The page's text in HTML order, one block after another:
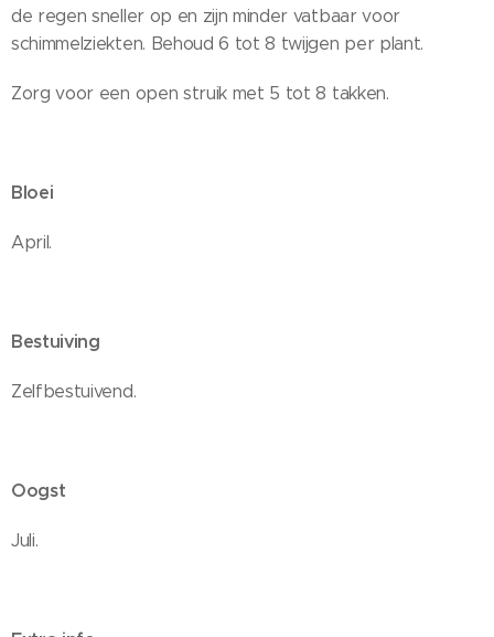
de regen sneller op en zijn minder vatbaar voor
schimmelziekten. Behoud 6 tot 8 twijgen per plant.
Zorg voor een open struik met 5 tot 8 takken.
Bloei
April.
Bestuiving
Zelfbestuivend.
Oogst
Juli.